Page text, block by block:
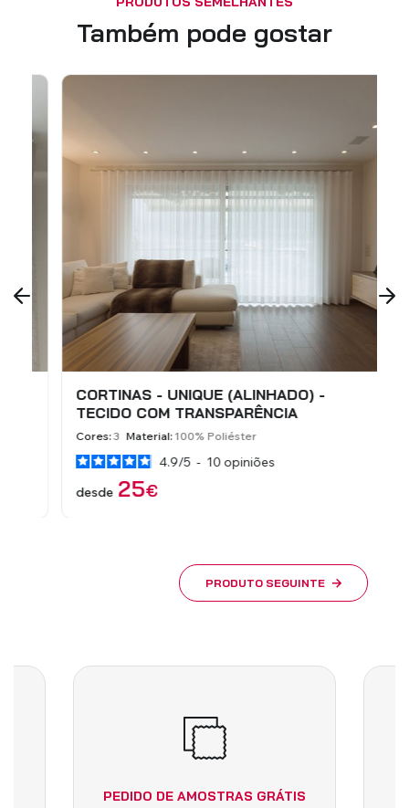
Também pode gostar
CORTINAS - UNIQUE (ALINHADO) -
TECIDO COM TRANSPARÊNCIA
Cores:3 Material:100% Poliéster
4.9 /5-10 opiniões
desde
€
25
PRODUTO SEGUINTE
PEDIDO DE AMOSTRAS GRÁTIS